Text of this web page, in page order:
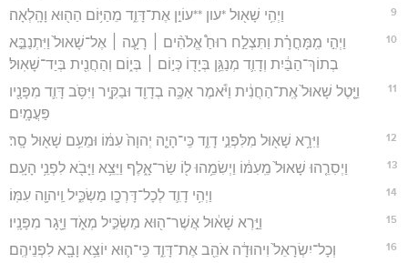
9 וַיְהִ֥י שָׁא֖וּל *עון **עוֹיֵ֣ן אֶת־דָּוִ֑ד מֵהַיּ֥וֹם הַה֖וּא וָהָֽלְאָה׃
10
וַיְהִ֣י מִֽמָּחֳרָ֗ת וַתִּצְלַ֣ח רוּחַ֩ אֱלֹהִ֨ים ׀ רָעָ֤ה ׀ אֶל־שָׁאוּל֙ וַיִּתְנַבֵּ֣א
בְתוֹךְ־הַבַּ֔יִת וְדָוִ֛ד מְנַגֵּ֥ן בְּיָד֖וֹ כְּי֣וֹם ׀ בְּי֑וֹם וְהַחֲנִ֖ית בְּיַד־שָׁאֽוּל׃
11
וַיָּ֤טֶל שָׁאוּל֙ אֶֽת־הַחֲנִ֔ית וַיֹּ֕אמֶר אַכֶּ֥ה בְדָוִ֖ד וּבַקִּ֑יר וַיִּסֹּ֥ב דָּוִ֛ד מִפָּנָ֖יו
פַּעֲמָֽיִם׃
12 וַיִּרָ֥א שָׁא֖וּל מִלִּפְנֵ֣י דָוִ֑ד כִּֽי־הָיָ֤ה יְהוָה֙ עִמּ֔וֹ וּמֵעִ֥ם שָׁא֖וּל סָֽר׃
13 וַיְסִרֵ֤הוּ שָׁאוּל֙ מֵֽעִמּ֔וֹ וַיְשִׂמֵ֥הוּ ל֖וֹ שַׂר־אָ֑לֶף וַיֵּצֵ֥א וַיָּבֹ֖א לִפְנֵ֥י הָעָֽם׃
14 וַיְהִ֥י דָוִ֛ד לְכָל־דָּרְכָ֖ו מַשְׂכִּ֑יל וַֽיהוָ֖ה עִמּֽוֹ׃
15 וַיַּ֣רְא שָׁא֔וּל אֲשֶׁר־ה֖וּא מַשְׂכִּ֣יל מְאֹ֑ד וַיָּ֖גָר מִפָּנָֽיו׃
16 וְכָל־יִשְׂרָאֵל֙ וִיהוּדָ֔ה אֹהֵ֖ב אֶת־דָּוִ֑ד כִּֽי־ה֛וּא יוֹצֵ֥א וָבָ֖א לִפְנֵיהֶֽם׃